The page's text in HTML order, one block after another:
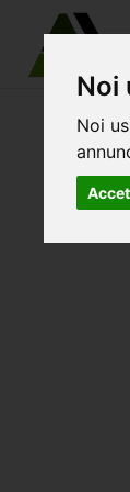
Noi
Noi